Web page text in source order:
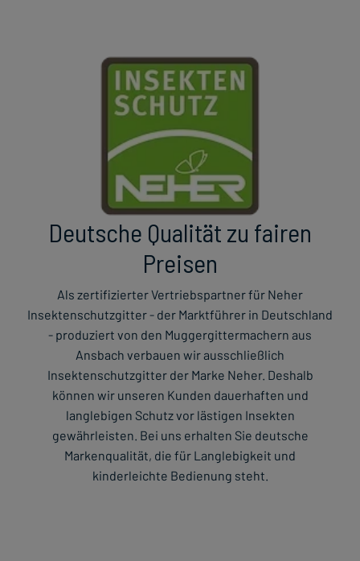
Deutsche Qualität zu fairen
Preisen
Als zertifizierter Vertriebspartner für Neher
Insektenschutzgitter - der Marktführer in Deutschland
- produziert von den Muggergittermachern aus
Ansbach verbauen wir ausschließlich
Insektenschutzgitter der Marke Neher. Deshalb
können wir unseren Kunden dauerhaften und
langlebigen Schutz vor lästigen Insekten
gewährleisten. Bei uns erhalten Sie deutsche
Markenqualität, die für Langlebigkeit und
kinderleichte Bedienung steht.